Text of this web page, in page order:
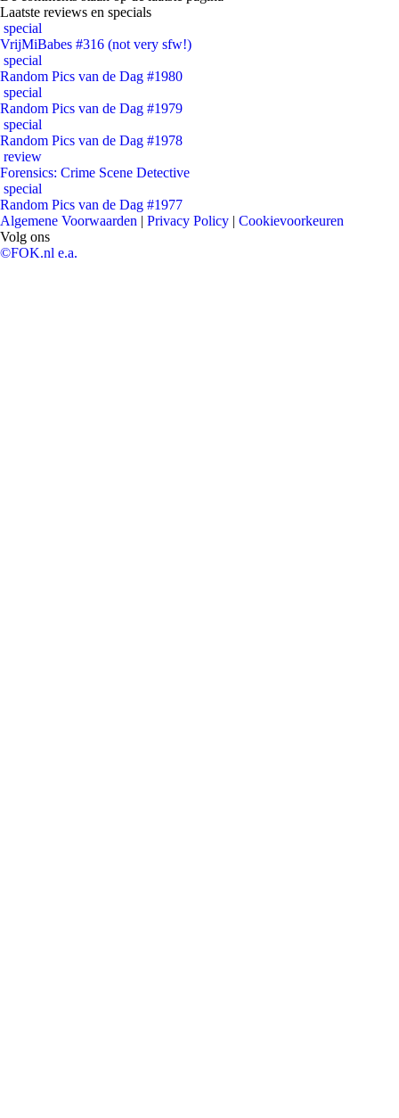
Laatste reviews en specials
special
VrijMiBabes #316 (not very sfw!)
special
Random Pics van de Dag #1980
special
Random Pics van de Dag #1979
special
Random Pics van de Dag #1978
review
Forensics: Crime Scene Detective
special
Random Pics van de Dag #1977
Algemene Voorwaarden | Privacy Policy | Cookievoorkeuren
Volg ons
©FOK.nl e.a.